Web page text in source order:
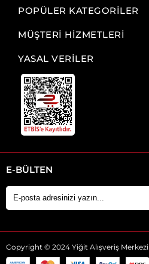
POPÜLER KATEGORİLER
MÜŞTERİ HİZMETLERİ
YASAL VERİLER
E-BÜLTEN
Copyright © 2024 Yiğit Alışveriş Merkezi